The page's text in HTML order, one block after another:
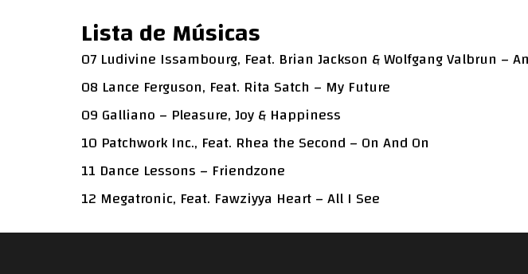
Lista de Músicas
07 Ludivine Issambourg, Feat. Brian Jackson & Wolfgang Valbrun –
08 Lance Ferguson, Feat. Rita Satch – My Future
09 Galliano – Pleasure, Joy & Happiness
10 Patchwork Inc., Feat. Rhea the Second – On And On
11 Dance Lessons – Friendzone
12 Megatronic, Feat. Fawziyya Heart – All I See